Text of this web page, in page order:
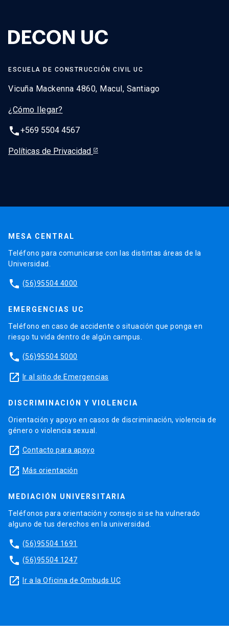
ESCUELA DE CONSTRUCCIÓN CIVIL UC
Vicuña Mackenna 4860, Macul, Santiago
¿Cómo llegar?
phone+569 5504 4567
Políticas de Privacidad
MESA CENTRAL
Teléfono para comunicarse con las distintas áreas de la
Universidad.
phone (56)95504 4000
EMERGENCIAS UC
Teléfono en caso de accidente o situación que ponga en
riesgo tu vida dentro de algún campus.
phone (56)95504 5000
launch Ir al sitio de Emergencias
DISCRIMINACIÓN Y VIOLENCIA
Orientación y apoyo en casos de discriminación, violencia de
género o violencia sexual.
launch Contacto para apoyo
launch Más orientación
MEDIACIÓN UNIVERSITARIA
Teléfonos para orientación y consejo si se ha vulnerado
alguno de tus derechos en la universidad.
phone (56)95504 1691
phone (56)95504 1247
launch Ir a la Oficina de Ombuds UC